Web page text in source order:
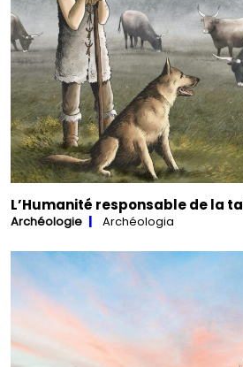
L’Humanité responsable de la
Archéologie Archéologia